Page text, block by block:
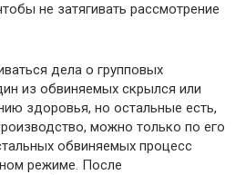
не затягивать рассмотрение
дела о групповых
из обвиняемых скрылся или
здоровья, но остальные есть,
можно только по его
обвиняемых процесс
режиме. После